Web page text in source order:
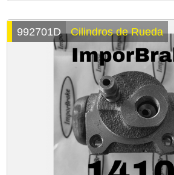
992701D Cilindros de Rueda